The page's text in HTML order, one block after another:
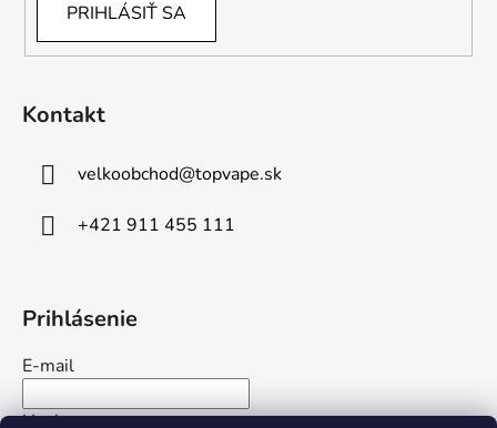
PRIHLÁSIŤ SA
Kontakt
velkoobchod@topvape.sk
+421 911 455 111
Prihlásenie
E-mail
Heslo